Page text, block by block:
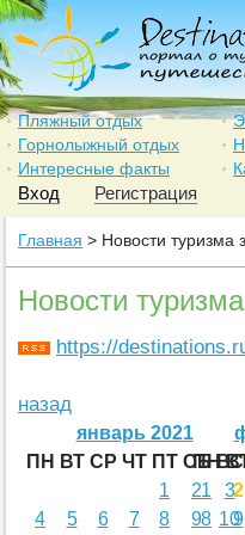
Пляжный отдых
Горнолыжный отдых
Интересные факты
Вход Регистрация
Главная > Новости туризма
Новости
https://
назад
январь 2021
ПН ВТ СР ЧТ ПТ СБ ВС
1
2
3
4
5 6 7 8 9
10
ПН
1
2
8
9